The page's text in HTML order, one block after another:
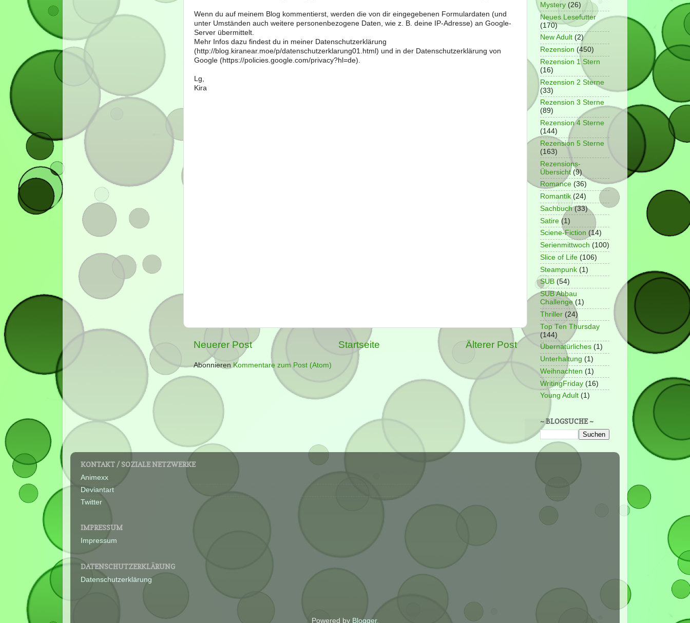
Wenn du auf meinem Blog kommentierst, werden die von dir eingegebenen Formulardaten (und
unter Umständen auch weitere personenbezogene Daten, wie z. B. deine IP-Adresse) an Google-
Server übermittelt.
Mehr Infos dazu findest du in meiner Datenschutzerklärung
(http://blog.kiranear.moe/p/datenschutzerklarung01.html) und in der Datenschutzerklärung von
Google (https://policies.google.com/privacy?hl=de).
Lg,
Kira
Neuerer Post Älterer Post
Startseite
Abonnieren Kommentare zum Post (Atom)
Mystery (26)
Neues Lesefutter
(170)
New Adult (2)
Rezension (450)
Rezension 1 Stern
(16)
Rezension 2 Sterne
(33)
Rezension 3 Sterne
(89)
Rezension 4 Sterne
(144)
Rezension 5 Sterne
(163)
Rezensions-
Übersicht (9)
Romance (36)
Romantik (24)
Sachbuch (33)
Satire (1)
Sciene-Fiction (14)
Serienmittwoch (100)
Slice of Life (106)
Steampunk (1)
SUB (54)
SUB Abbau
Challenge (1)
Thriller (24)
Top Ten Thursday
(144)
Übernatürliches (1)
Unterhaltung (1)
Weihnachten (1)
WritingFriday (16)
Young Adult (1)
~ BLOGSUCHE ~
KONTAKT / SOZIALE NETZWERKE
Animexx
Deviantart
Twitter
IMPRESSUM
Impressum
DATENSCHUTZERKLÄRUNG
Datenschutzerklärung
Powered by Blogger.